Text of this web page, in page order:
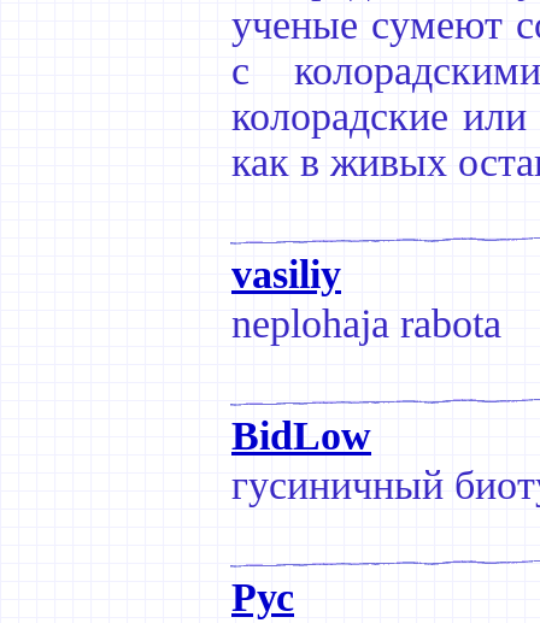
ученые сумеют
с
колорадские или
как в живых
vasiliy
neplohaja rabota
BidLow
гусиничный
Рус